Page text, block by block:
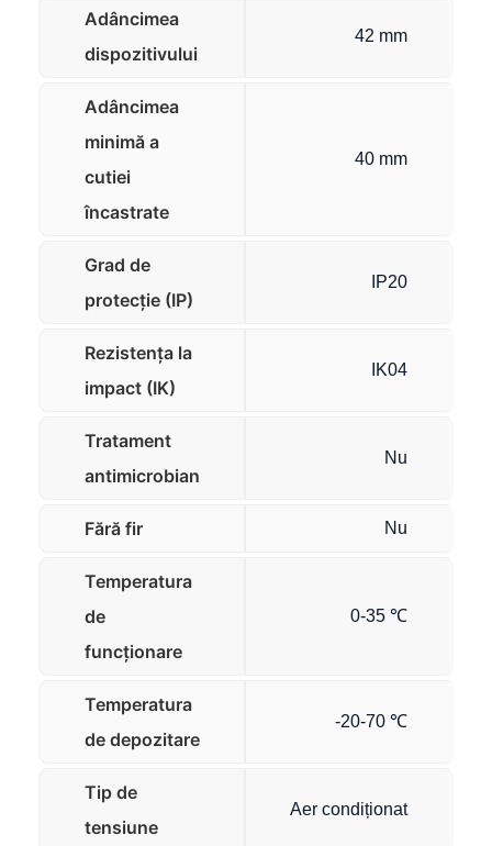
Adâncimea
dispozitivului
42 mm
Adâncimea
minimă a
cutiei
încastrate
40 mm
Grad de
protecție (IP)
IP20
Rezistența la
impact (IK)
IK04
Tratament
antimicrobian
Nu
Fără fir Nu
Temperatura
de
funcționare
0-35 ℃
Temperatura
de depozitare
-20-70 ℃
Tip de
tensiune
Aer condiționat